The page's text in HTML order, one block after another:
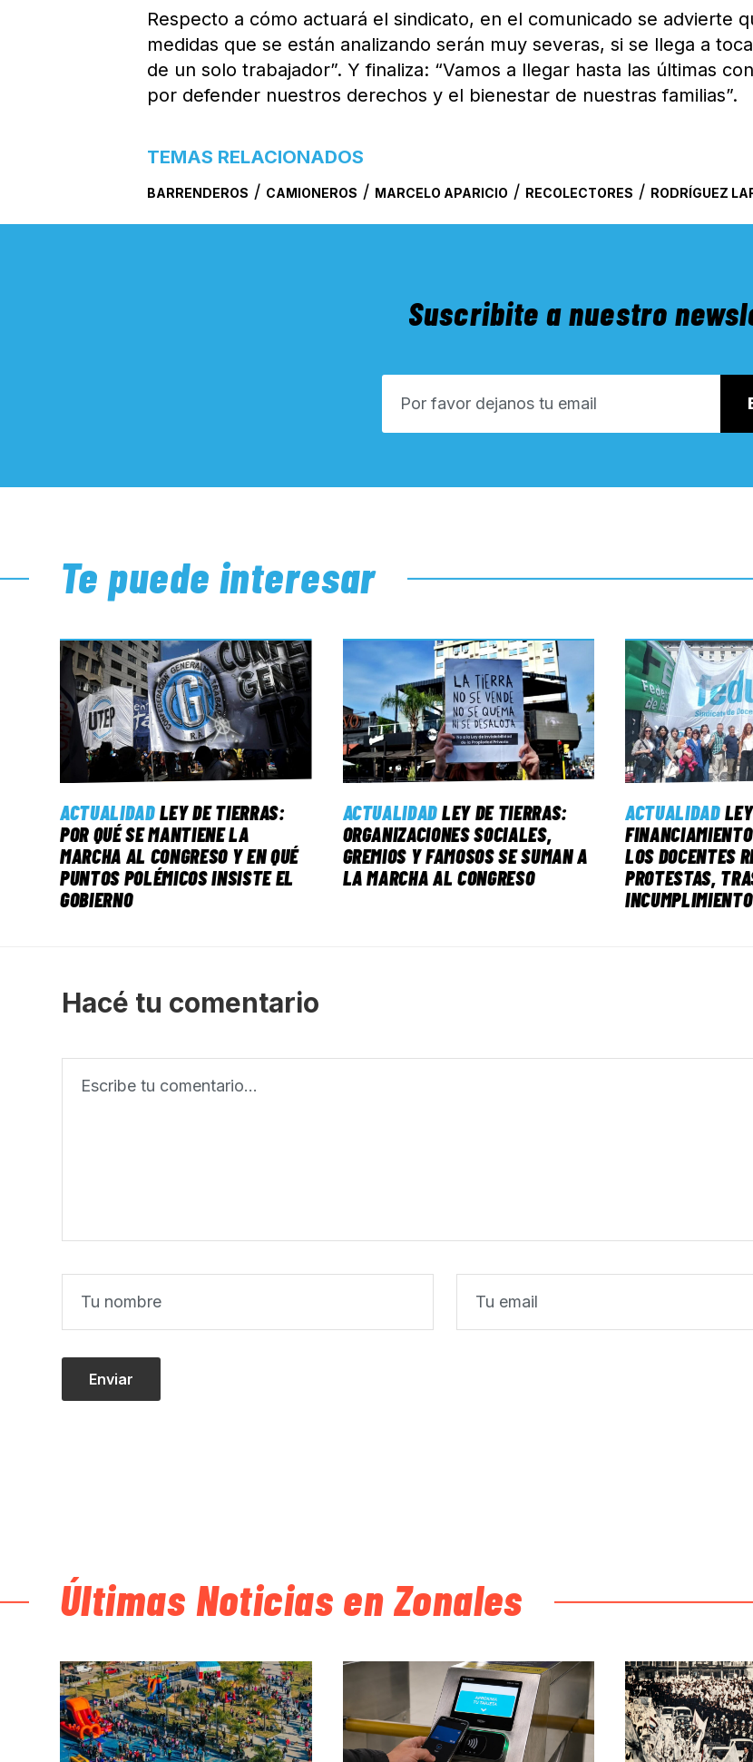
Respecto a cómo actuará el sindicato, en el comunicado se advierte
medidas que se están analizando serán muy severas, si se llega a
de un solo trabajador”. Y finaliza: “Vamos a llegar hasta las últimas
por defender nuestros derechos y el bienestar de nuestras familias”.
TEMAS RELACIONADOS
BARRENDEROS / CAMIONEROS / MARCELO APARICIO / RECOLECTORES / RODRÍGUEZ
Suscribite a nuestro
Te puede interesar
ACTUALIDAD LEY DE TIERRAS:
POR QUÉ SE MANTIENE LA
MARCHA AL CONGRESO Y EN QUÉ
PUNTOS POLÉMICOS INSISTE EL
GOBIERNO
ACTUALIDADLEY DE TIERRAS:
ORGANIZACIONES SOCIALES,
GREMIOS Y FAMOSOS SE SUMAN A
LA MARCHA AL CONGRESO
ACTUALIDAD
LOS DOCENTES
PROTESTAS,
Hacé tu comentario
Últimas Noticias en Zonales